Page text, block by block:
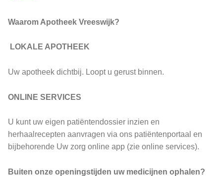
Waarom Apotheek Vreeswijk?
LOKALE APOTHEEK
Uw apotheek dichtbij. Loopt u gerust binnen.
ONLINE SERVICES
U kunt uw eigen patiëntendossier inzien en
herhaalrecepten aanvragen via ons patiëntenportaal en
bijbehorende Uw zorg online app (zie online services).
Buiten onze openingstijden uw medicijnen ophalen?